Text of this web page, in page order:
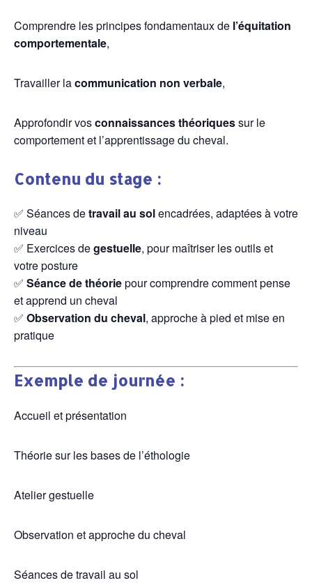
Comprendre les principes fondamentaux de l’équitation
comportementale,
Travailler lacommunication non verbale,
Approfondir vosconnaissances théoriquessur le
comportement et l’apprentissage du cheval.
Contenu du stage :
✅ Séances detravail au solencadrées, adaptées à votre
niveau
✅ Exercices degestuelle, pour maîtriser les outils et
votre posture
✅ Séance de théoriepour comprendre comment pense
et apprend un cheval
✅ Observation du cheval, approche à pied et mise en
pratique
Exemple de journée :
Accueil et présentation
Théorie sur les bases de l’éthologie
Atelier gestuelle
Observation et approche du cheval
Séances de travail au sol